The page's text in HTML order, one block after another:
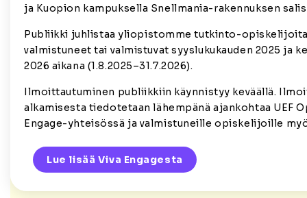
ja Kuopion kampuksella Snellmania-rakennuksen
Publiikki juhlistaa yliopistomme tutkinto-
valmistuneet tai valmistuvat syyslukukauden 2025 ja
2026 aikana (1.8.2025–31.7.2026).
Ilmoittautuminen publiikkiin käynnistyy keväällä.
alkamisesta tiedotetaan lähempänä ajankohtaa UEF
Engage-yhteisössä ja valmistuneille opiskelijoille
Lue lisää Viva Engagesta